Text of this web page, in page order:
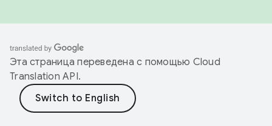
Эта страница переведена с помощью Cloud
Translation API.